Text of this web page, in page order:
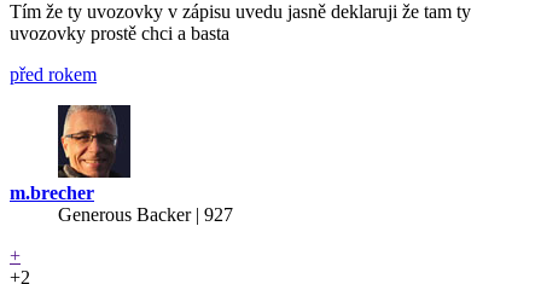
Tím že ty uvozovky v zápisu uvedu jasně deklaruji že tam ty
uvozovky prostě chci a basta
před rokem
m.brecher
Generous Backer| 927
+
+2